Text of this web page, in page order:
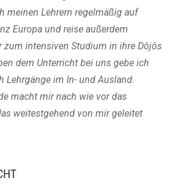
meinen Lehrern regelmäßig auf
Europa und reise außerdem
zum intensiven Studium in ihre Dôjôs
dem Unterricht bei uns gebe ich
Lehrgänge im In- und Ausland.
macht mir nach wie vor das
weitestgehend von mir geleitet